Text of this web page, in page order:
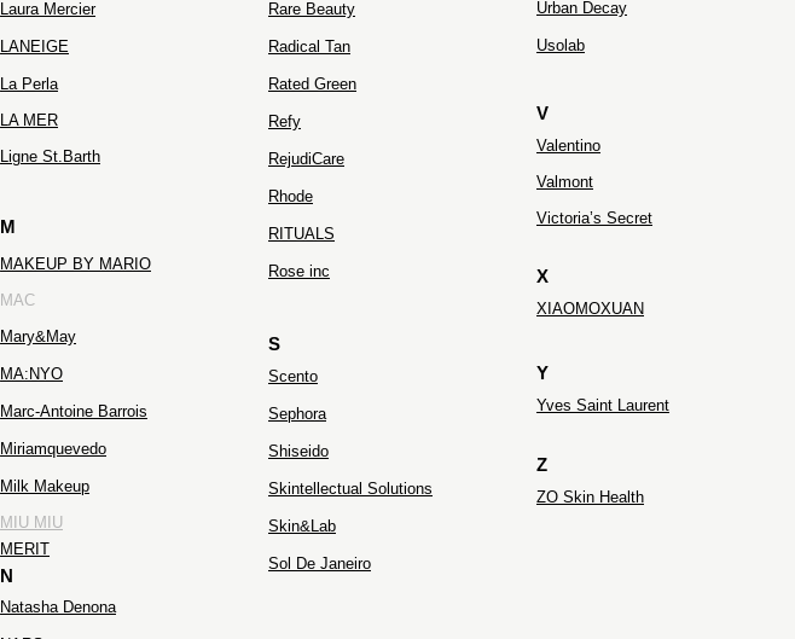
Ligne St.Barth
Urban Decay
Valentino
Usolab
Yves Saint Laurent
MA:NYO
Sol De Janeiro
Shiseido
Rose inc
Rare Beauty
Radical Tan
Mary&May
Rated Green
Skintellectual Solutions
Miriamquevedo
Laura Mercier
RejudiCare
XIAOMOXUAN
Valmont
LANEIGE
MERIT
La Perla
Marc-Antoine Barrois
Milk Makeup
Natasha Denona
Refy
Rhode
Scento
Sephora
Skin&Lab
ZO Skin Health
RITUALS
M
N
S
V
X
Y
Z
Victoria’s Secret
MAKEUP BY MARIO
LA MER
MAC
MIU MIU